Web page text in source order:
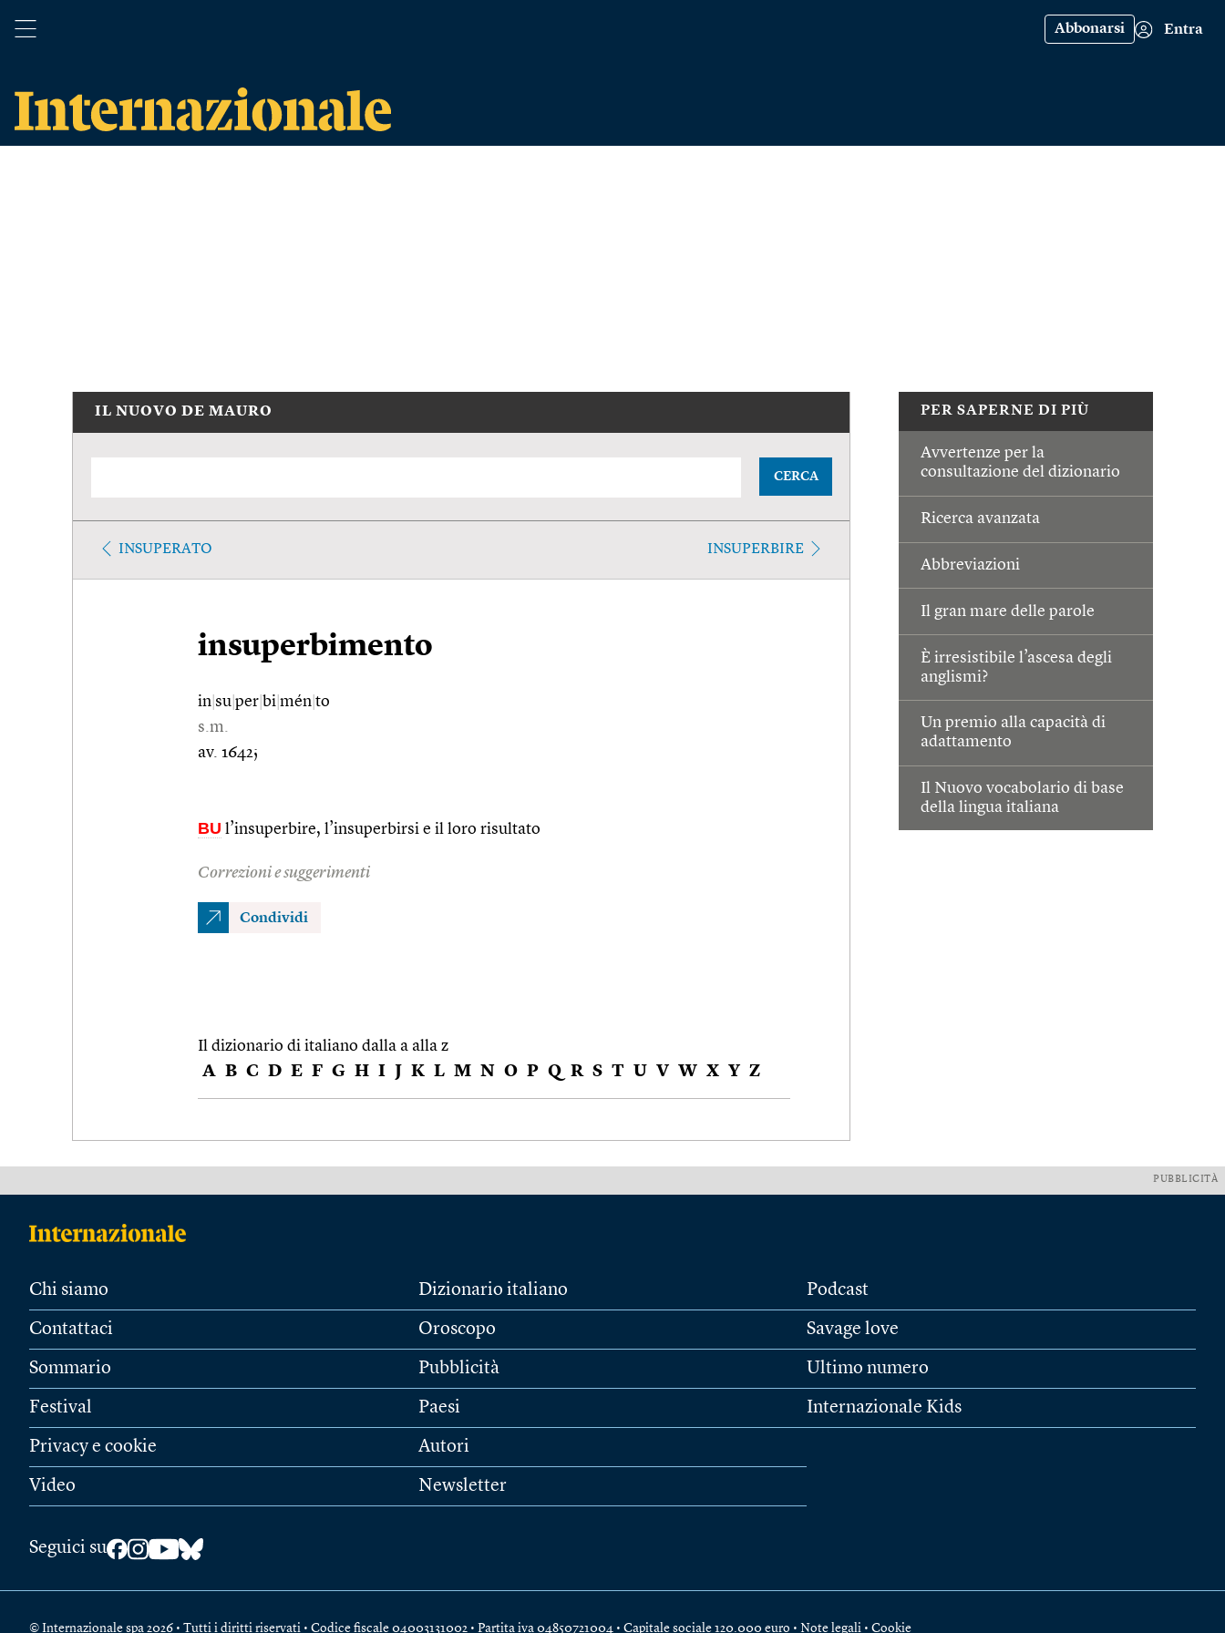
Abbonarsi Entra
PER SAPERNE DI PIÙ
Avvertenze per la
consultazione del dizionario
Ricerca avanzata
Abbreviazioni
Il gran mare delle parole
È irresistibile l’ascesa degli
anglismi?
Un premio alla capacità di
adattamento
Il Nuovo vocabolario di base
della lingua italiana
IL NUOVO DE MAURO
CERCA
INSUPERATO INSUPERBIRE
insuperbimento
in su per bi mén to
s.m.
av. 1642;
BU l’insuperbire, l’insuperbirsi e il loro risultato
Correzioni e suggerimenti
Condividi
Il dizionario di italiano dalla a alla z
A B C D E F G H I J K L M N O P Q R S T U V W X Y Z
PUBBLICITÀ
Chi siamo
Contattaci
Sommario
Festival
Privacy e cookie
Video
Dizionario italiano
Oroscopo
Pubblicità
Paesi
Autori
Newsletter
Podcast
Savage love
Ultimo numero
Internazionale Kids
Seguici su
© Internazionale spa 2026 • Tutti i diritti riservati • Codice fiscale 04003131002 • Partita iva 04850721004 • Capitale sociale 120.000 euro • Note legali • Cookie